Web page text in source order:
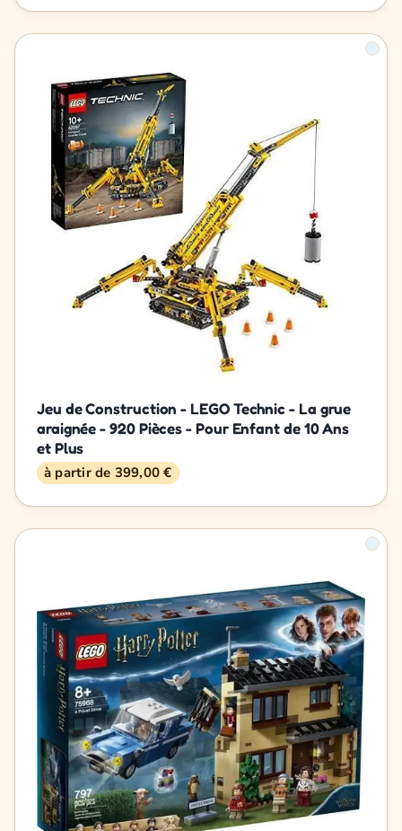
Jeu de Construction - LEGO Technic - La grue
araignée - 920 Pièces - Pour Enfant de 10 Ans
et Plus
à partir de 399,00 €